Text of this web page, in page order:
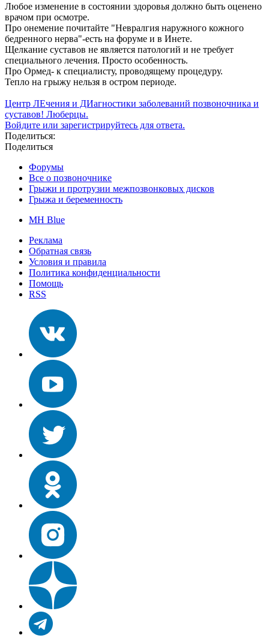
Любое изменение в состоянии здоровья должно быть оценено
врачом при осмотре.
Про онемение почитайте "Невралгия наружного кожного
бедренного нерва"-есть на форуме и в Инете.
Щелкание суставов не является патологий и не требует
специального лечения. Просто особенность.
Про Ормед- к специалисту, проводящему процедуру.
Тепло на грыжу нельзя в остром периоде.
Центр ЛЕчения и ДИагностики заболеваний позвоночника и
суставов! Люберцы.
Войдите или зарегистрируйтесь для ответа.
Поделиться:
Поделиться
Форумы
Все о позвоночнике
Грыжи и протрузии межпозвонковых дисков
Грыжа и беременность
MH Blue
Реклама
Обратная связь
Условия и правила
Политика конфиденциальности
Помощь
RSS